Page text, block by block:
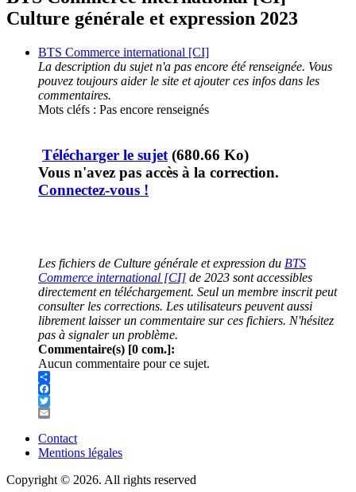
Culture générale et expression 2023
BTS Commerce international [CI]
La description du sujet n'a pas encore été renseignée. Vous
pouvez toujours aider le site et ajouter ces infos dans les
commentaires.
Mots cléfs : Pas encore renseignés
Télécharger le sujet (680.66 Ko)
Vous n'avez pas accès à la correction.
Connectez-vous !
Les fichiers de Culture générale et expression du BTS
Commerce international [CI] de 2023 sont accessibles
directement en téléchargement. Seul un membre inscrit peut
consulter les corrections. Les utilisateurs peuvent aussi
librement laisser un commentaire sur ces fichiers. N'hésitez
pas à signaler un problème.
Commentaire(s) [0 com.]:
Aucun commentaire pour ce sujet.
Share
Facebook
Twitter
Menu
Pied
Contact
Mentions légales
Copyright © 2026. All rights reserved